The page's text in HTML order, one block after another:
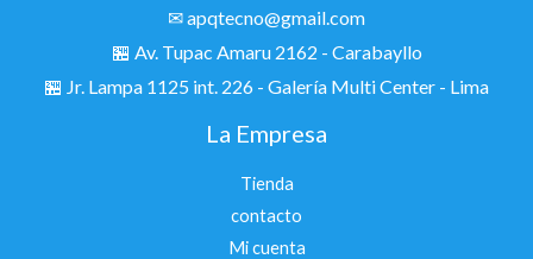
✉ apqtecno@gmail.com
🏪 Av. Tupac Amaru 2162 - Carabayllo
🏪 Jr. Lampa 1125 int. 226 - Galería Multi Center - Lima
La Empresa
Tienda
contacto
Mi cuenta